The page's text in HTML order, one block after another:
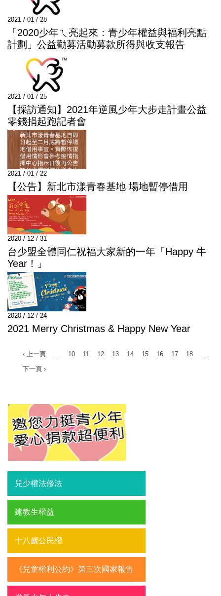
2021 / 01 / 28
「2020少年ㄟ亮起來：青少年權益與福利亮點
計劃」公益勸募活動募款所得與收支報告
2021 / 01 / 25
【採訪通知】2021年逆風少年大步走計畫公益
零錢捐起跑記者會
2021 / 01 / 22
【公告】新北市漾青春基地 場地暫停借用
2020 / 12 / 31
台少盟全體同仁祝福大家新的一年「Happy 牛
Year！」
2020 / 12 / 24
2021 Merry Christmas & Happy New Year
‹ 上一頁 … 10 11 12 13 14 15 16 17 18
…
下一頁 ›
兒少權法修法
建教生權益
十八歲公民權
《兒童權利公約》第三次國家報告